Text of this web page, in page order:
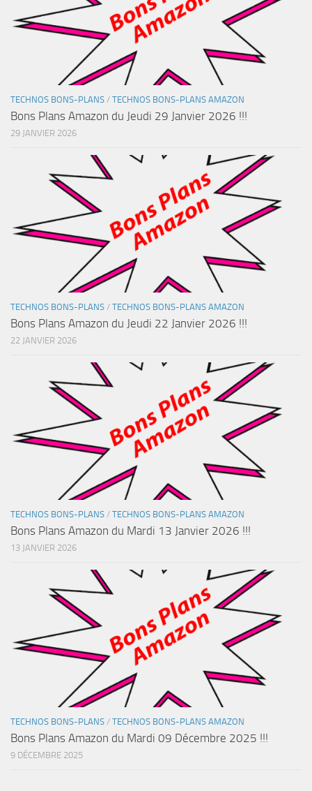
TECHNOS BONS-PLANS / TECHNOS BONS-PLANS AMAZON
Bons Plans Amazon du Jeudi 29 Janvier 2026 !!!
29 JANVIER 2026
TECHNOS BONS-PLANS / TECHNOS BONS-PLANS AMAZON
Bons Plans Amazon du Jeudi 22 Janvier 2026 !!!
22 JANVIER 2026
TECHNOS BONS-PLANS / TECHNOS BONS-PLANS AMAZON
Bons Plans Amazon du Mardi 13 Janvier 2026 !!!
13 JANVIER 2026
TECHNOS BONS-PLANS / TECHNOS BONS-PLANS AMAZON
Bons Plans Amazon du Mardi 09 Décembre 2025 !!!
9 DÉCEMBRE 2025